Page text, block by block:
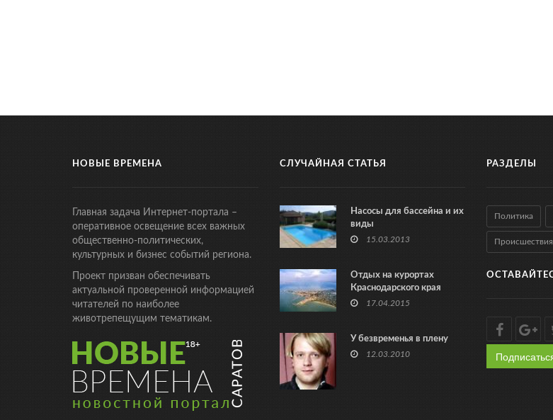
НОВЫЕ ВРЕМЕНА
Главная задача Интернет-портала –
оперативное освещение всех важных
общественно-политических,
культурных и бизнес событий региона.
Проект призван обеспечивать
актуальной проверенной информацией
читателей по наиболее
животрепещущим тематикам.
СЛУЧАЙНАЯ СТАТЬЯ
Насосы для бассейна и их
виды
15.03.2013
Отдых на курортах
Краснодарского края
17.04.2015
У безвременья в плену
12.03.2010
РАЗДЕЛЫ
Политика
Происшествия